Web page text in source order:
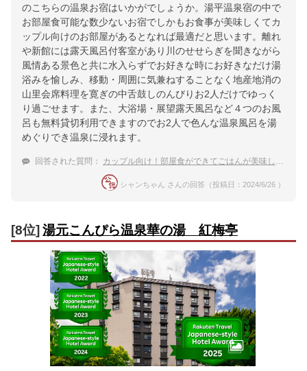
のこちらの温泉お宿はいかがでしょうか。湯平温泉宿の中で
お部屋食可能な数少ないお宿でしかもお食事が美味しくてカ
ップル向けのお部屋があるとなれば最適だと思います。離れ
や新館には露天風呂付客室があり川のせせらぎを聞きながら
風情ある景色と共に水入らずでお好きな時にお好きなだけ湯
浴みを愉しみ、移動・周囲に気兼ねすることなく地産地消の
山里会席料理を寛ぎの中舌鼓しのんびりお2人だけでゆっく
り過ごせます。また、大浴場・展望露天風呂など４つのお風
呂も無料貸切利用できますのでお2人で色んな温泉風呂を湯
めぐりでき温泉に浸れます。
回答された質問： カップル向け！部屋食ができてごはんが美味しい湯平温泉宿は？
シャンちゃん さんの回答（投稿日：2024/6/26 ）
[8位] 湯元こんぴら温泉華の湯 紅梅亭